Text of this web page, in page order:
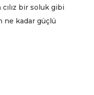
bir soluk gibi
ne kadar güçlü